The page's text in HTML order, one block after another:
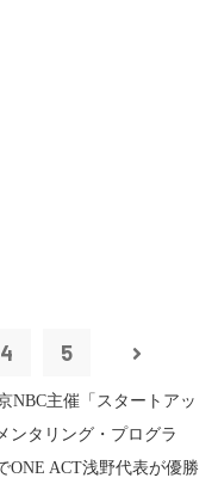
4 5